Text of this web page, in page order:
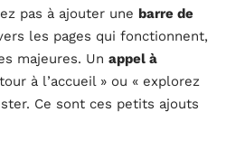
pas à ajouter une barre de
les pages qui fonctionnent,
majeures. Un appel à
à l’accueil » ou « explorez
Ce sont ces petits ajouts